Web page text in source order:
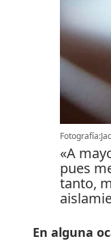
«A
pues
tanto,
En alguna